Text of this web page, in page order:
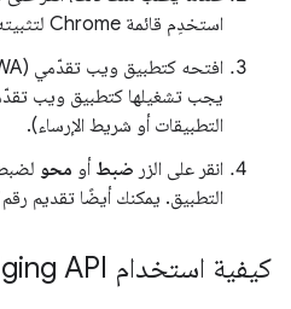
استخدِم قائمة Chrome لتثبيته.
يجب تشغيلها كتطبيق ويب
التطبيقات أو شريط الإرساء).
انقر على الزر ضبط أو محو
التطبيق. يمكنك أيضًا تقديم
كيفية استخدام App Badging API